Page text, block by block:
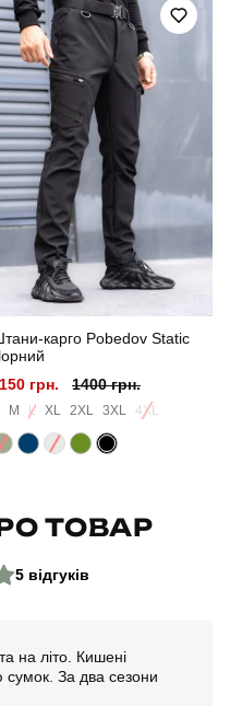
PNcr2386Mba
чорний
софт
100% поліестер
карго Pobedov Static
грн.
1400 грн.
M L XL 2XL 3XL 4XL
ТОВАР
5 відгуків
на літо. Кишені
За два сезони